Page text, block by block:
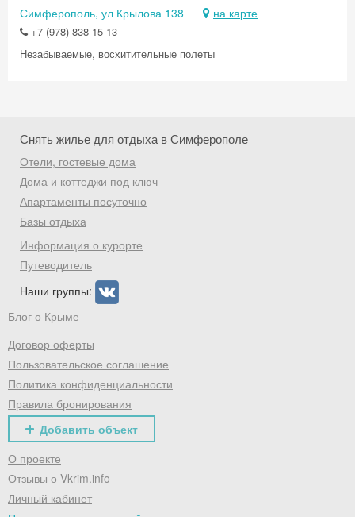
Симферополь, ул Крылова 138 на карте
+7 (978) 838-15-13
Незабываемые, восхитительные полеты
Снять жилье для отдыха в Симферополе
Отели, гостевые дома
Дома и коттеджи под ключ
Апартаменты посуточно
Базы отдыха
Информация о курорте
Путеводитель
Наши группы:
Блог о Крыме
Договор оферты
Пользовательское соглашение
Политика конфиденциальности
Правила бронирования
Добавить объект
О проекте
Отзывы о Vkrim.info
Личный кабинет
Скидка −5%
Хочешь дешевле? Оставь почту и получи
промокод на первое бронирование!